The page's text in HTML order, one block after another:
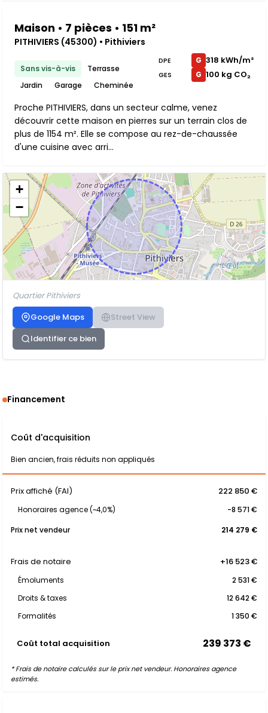
Maison • 7 pièces • 151 m²
PITHIVIERS (45300) • Pithiviers
Sans vis-à-vis
Terrasse
Jardin
Garage Cheminée
DPE G 318 kWh/m²
GES G 100 kg CO₂
Proche PITHIVIERS, dans un secteur calme, venez
découvrir cette maison en pierres sur un terrain clos de
plus de 1154 m². Elle se compose au rez-de-chaussée
d'une cuisine avec arri...
+
−
Quartier Pithiviers
Google Maps
Street View
Identifier ce bien
Financement
Coût d'acquisition
Bien ancien, frais réduits non appliqués
Prix affiché (FAI) 222 850 €
Honoraires agence (~4,0%)
-8 571 €
Prix net vendeur
214 279 €
Frais de notaire +16 523 €
Émoluments
2 531 €
Droits & taxes
12 642 €
Formalités
1 350 €
Coût total acquisition 239 373 €
* Frais de notaire calculés sur le prix net vendeur. Honoraires agence
estimés.